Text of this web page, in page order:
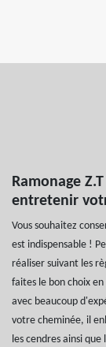
Ramonage
entretenir
Vous souhaitez
est indispensable !
réaliser suivant les
faites le bon choix
avec beaucoup
votre cheminée, il
les cendres ainsi